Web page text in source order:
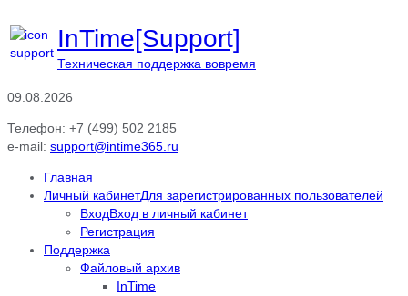
InTime[Support]
Техническая поддержка вовремя
09.08.2026
Телефон: +7 (499) 502 2185
e-mail: support@intime365.ru
Главная
Личный кабинетДля зарегистрированных пользователей
ВходВход в личный кабинет
Регистрация
Поддержка
Файловый архив
InTime